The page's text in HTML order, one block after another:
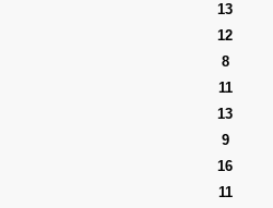
13
12
8
11
13
9
16
11